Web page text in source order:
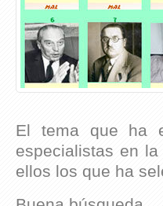
El tema que ha
especialistas en la
ellos los que ha